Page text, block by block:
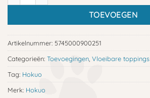
TOEVOEGEN
Artikelnummer: 5745000900251
Categorieën: Toevoegingen, Vloeibare toppings
Tag: Hokuo
Merk: Hokuo